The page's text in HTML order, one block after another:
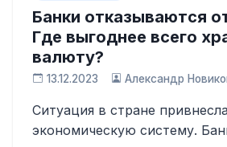
Банки отказываются
Где выгоднее всего
валюту?
13.12.2023 Александр
Ситуация в стране
экономическую систему.